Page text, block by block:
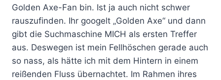
Golden Axe-Fan bin. Ist ja auch nicht schwer
rauszufinden. Ihr googelt „Golden Axe“ und dann
gibt die Suchmaschine MICH als ersten Treffer
aus. Deswegen ist mein Fellhöschen gerade auch
so nass, als hätte ich mit dem Hintern in einem
reißenden Fluss übernachtet. Im Rahmen ihres